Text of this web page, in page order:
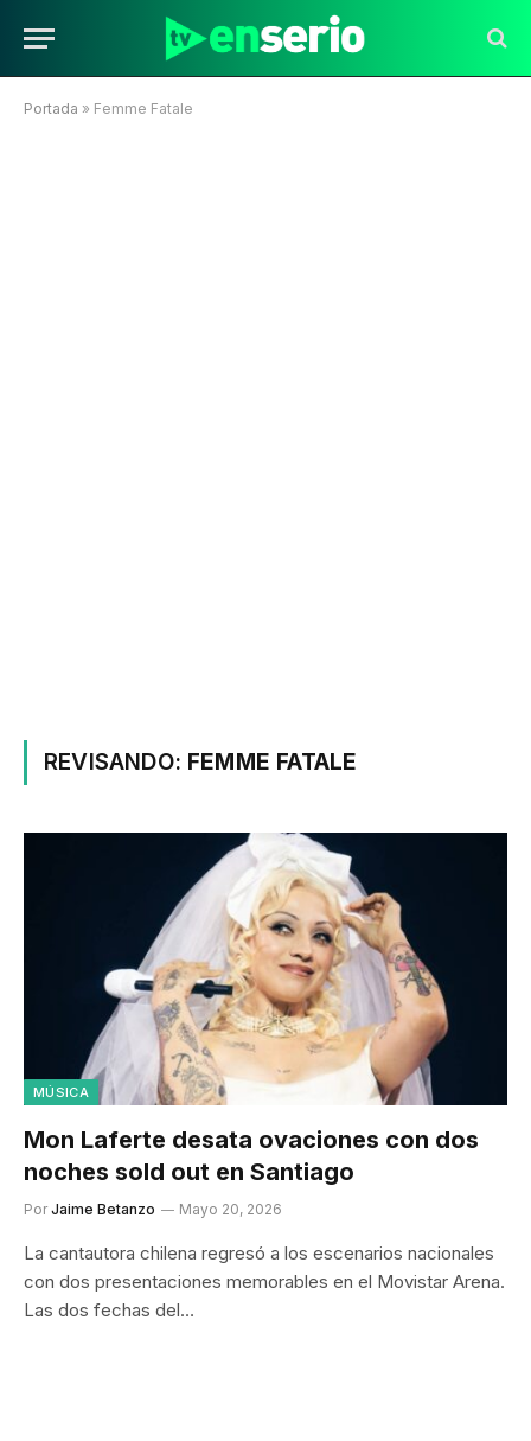
Portada » Femme Fatale
REVISANDO: FEMME FATALE
MÚSICA
Mon Laferte desata ovaciones con dos
noches sold out en Santiago
Por Jaime Betanzo Mayo 20, 2026
La cantautora chilena regresó a los escenarios nacionales
con dos presentaciones memorables en el Movistar Arena.
Las dos fechas del…